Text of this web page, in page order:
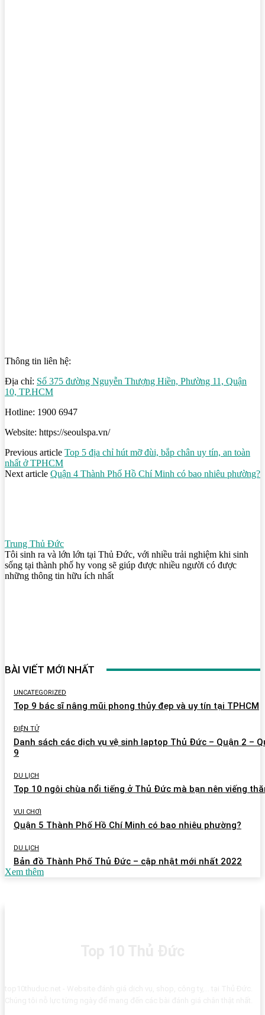
Thông tin liên hệ:
Địa chỉ: Số 375 đường Nguyễn Thượng Hiền, Phường 11, Quận
10, TP.HCM
Hotline: 1900 6947
Website: https://seoulspa.vn/
Previous article Top 5 địa chỉ hút mỡ đùi, bắp chân uy tín, an toàn
nhất ở TPHCM
Next article Quận 4 Thành Phố Hồ Chí Minh có bao nhiêu phường?
Trung Thủ Đức
Tôi sinh ra và lớn lớn tại Thủ Đức, với nhiều trải nghiệm khi sinh
sống tại thành phố hy vong sẽ giúp được nhiều người có được
những thông tin hữu ích nhất
BÀI VIẾT MỚI NHẤT
UNCATEGORIZED
Top 9 bác sĩ nâng mũi phong thủy đẹp và uy tín tại TPHCM
ĐIỆN TỬ
Danh sách các dịch vụ vệ sinh laptop Thủ Đức – Quận 2 –
9
DU LỊCH
Top 10 ngôi chùa nổi tiếng ở Thủ Đức mà bạn nên viếng
VUI CHƠI
Quận 5 Thành Phố Hồ Chí Minh có bao nhiêu phường?
DU LỊCH
Bản đồ Thành Phố Thủ Đức – cập nhật mới nhất 2022
Xem thêm